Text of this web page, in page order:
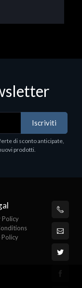
Iscriviti
di sconto anticipate,
prodotti.
Policy
Policy